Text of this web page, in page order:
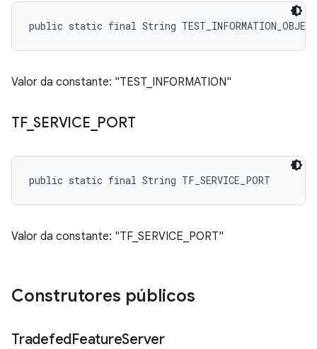
public static final String TEST_INFORMATION_OBJECT
Valor da constante: "TEST_INFORMATION"
TF_SERVICE PORT
public static final String TF_SERVICE_PORT
Valor da constante: "TF_SERVICE_PORT"
Construtores públicos
TradefedFeatureServer